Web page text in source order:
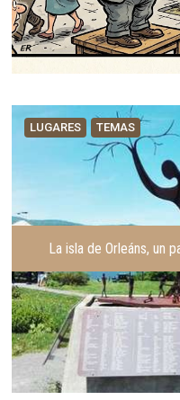
LUGARES TEMAS
La isla de Orleáns, un